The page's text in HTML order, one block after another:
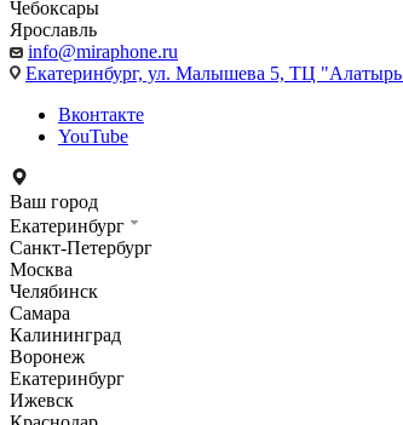
Чебоксары
Ярославль
info@miraphone.ru
Екатеринбург, ул. Малышева 5, ТЦ
Вконтакте
YouTube
Ваш город
Екатеринбург
Санкт-Петербург
Москва
Челябинск
Самара
Калининград
Воронеж
Екатеринбург
Ижевск